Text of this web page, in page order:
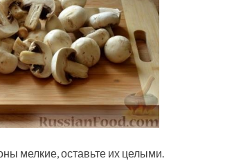
мелкие, оставьте их целыми.